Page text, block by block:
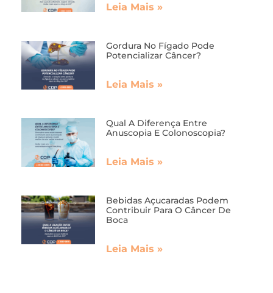
Leia Mais »
Gordura No Fígado Pode
Potencializar Câncer?
Leia Mais »
Qual A Diferença Entre
Anuscopia E Colonoscopia?
Leia Mais »
Bebidas Açucaradas Podem
Contribuir Para O Câncer De
Boca
Leia Mais »